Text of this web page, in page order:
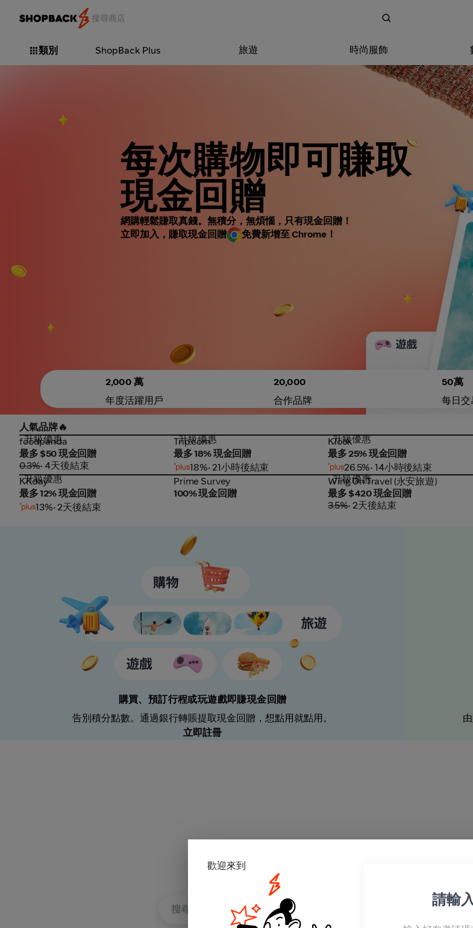
類別 ShopBack Plus 旅遊 時尚服飾
每次購物即可賺取
現金回贈
網購輕鬆賺取真錢。無積分，無煩惱，只有現金回贈！
立即加入，賺取現金回贈
免費新增至 Chrome！
2,000 萬
年度活躍用戶
20,000
合作品牌
50萬
每日交
人氣品牌🔥​
foodpanda
升級優惠
foodpanda
最多 $50 現金回贈
0.3%• 4天後結束
Trip.com
升級優惠
Trip.com
最多 18% 現金回贈
18%• 21小時後結束
Klook
升級優惠
Klook
最多 25% 現金回贈
26.5%• 14小時後結束
KKday
升級優惠
KKday
最多 12% 現金回贈
13%• 2天後結束
Prime Survey
Prime Survey
100% 現金回贈
Wing On Travel (永安旅遊)
升級優惠
Wing On Travel (永安旅遊)
最多 $420 現金回贈
3.5%• 2天後結束
購買、預訂行程或玩遊戲即賺現金回贈
告別積分點數。通過銀行轉賬提取現金回贈，想點用就點用。
立即註冊
如何運作
1搜尋你的心水
歡迎來到
請輸